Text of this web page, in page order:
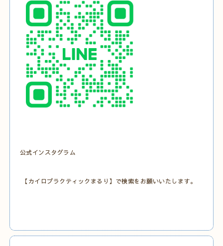
公式インスタグラム
【カイロプラクティックまるり】で検索をお願いいたします。